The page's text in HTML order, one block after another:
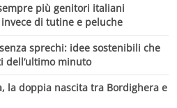
più genitori italiani
di tutine e peluche
sprechi: idee sostenibili che
dell’ultimo minuto
la doppia nascita tra Bordighera e